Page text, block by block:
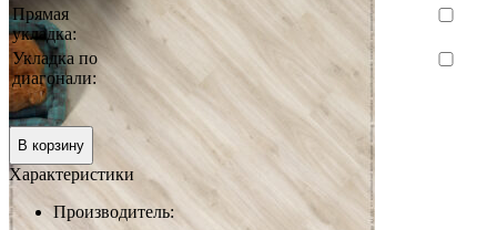
Прямая
укладка:
Укладка по
диагонали:
Итого:
0 руб.
В корзину
Характеристики
Производитель: